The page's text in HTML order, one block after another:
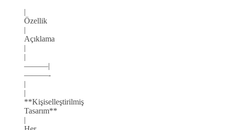
|
Özellik
|
Açıklama
|
|
———|
———-
|
|
**Kişiselleştirilmiş
Tasarım**
|